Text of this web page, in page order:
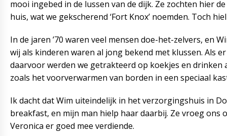
mooi ingebed in de lussen van de dijk. Ze zochten hier
huis, wat we gekscherend ‘Fort Knox’ noemden. Toch
In de jaren ’70 waren veel mensen doe-het-zelvers, en
wij als kinderen waren al jong bekend met klussen. Als
daarvoor werden we getrakteerd op koekjes en drinken
zoals het voorverwarmen van borden in een speciaal
Ik dacht dat Wim uiteindelijk in het verzorgingshuis in
breakfast, en mijn man hielp haar daarbij. Ze vroeg ons
Veronica er goed mee verdiende.